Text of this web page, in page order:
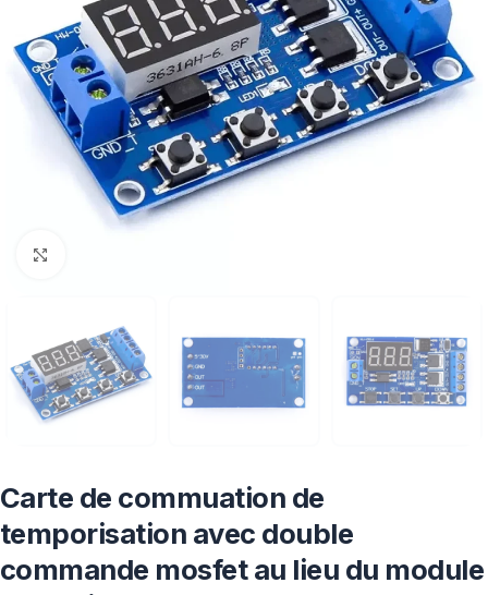
Carte de commuation de
temporisation avec double
commande mosfet au lieu du module